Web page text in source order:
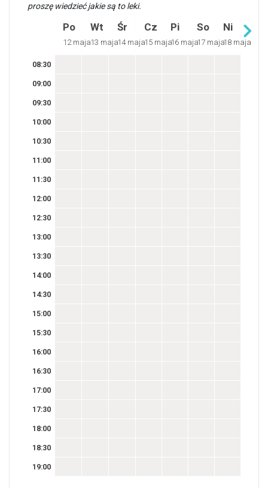
proszę wiedzieć jakie są to leki.
Po
12 maja
Wt
13 maja
Śr
14 maja
Cz
15 maja
Pi
16 maja
So
17 maja
Ni
18 maja
08:30
09:00
09:30
10:00
10:30
11:00
11:30
12:00
12:30
13:00
13:30
14:00
14:30
15:00
15:30
16:00
16:30
17:00
17:30
18:00
18:30
19:00